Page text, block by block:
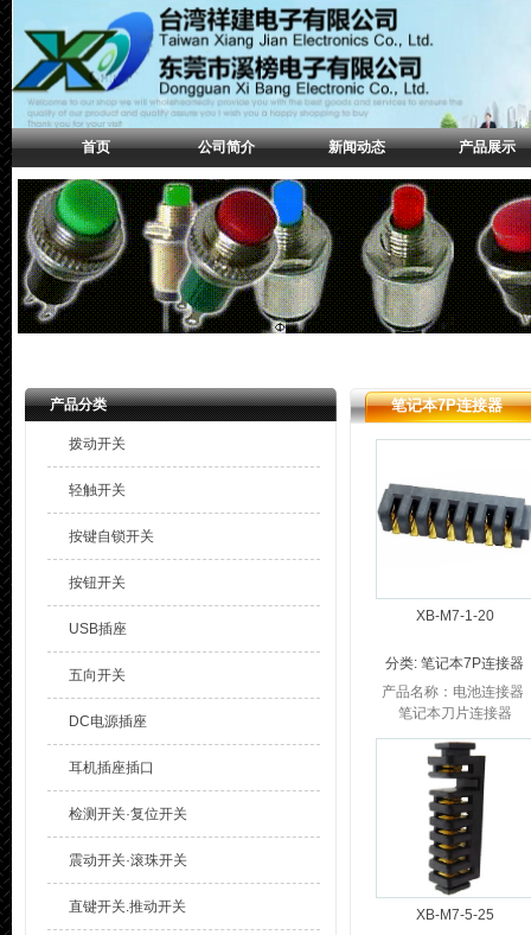
首页 公司简介 新闻动态 产品展示
产品分类
拨动开关
轻触开关
按键自锁开关
按钮开关
USB插座
五向开关
DC电源插座
耳机插座插口
检测开关·复位开关
震动开关·滚珠开关
直键开关.推动开关
笔记本7P连接器
XB-M7-1-20
分类: 笔记本7P连接器
产品名称：电池连接器
笔记本刀片连接器
品 牌：溪榜电子 笔记本
电池连接器产品参数：
笔记本电池连接器P...
XB-M7-5-25